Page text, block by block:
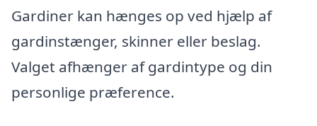
Gardiner kan hænges op ved hjælp af
gardinstænger, skinner eller beslag.
Valget afhænger af gardintype og din
personlige præference.